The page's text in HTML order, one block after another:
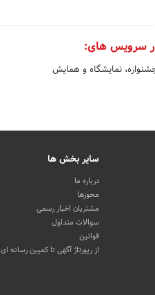
سرویس های:
نمایشگاه و همایش
سایر بخش ها
درباره ما
مجوزها
مشتریان اخبار رسمی
سوالات متداول
قوانین
از رپورتاژ آگهی تا کمپین رسانه ای